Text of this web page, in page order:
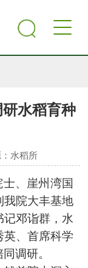
水稻育种
水稻所
、崖州湾国
院大丰基地
邓诣群，水
、首席科学
调研。